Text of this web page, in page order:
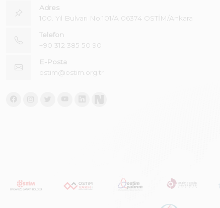
Adres
100. Yıl Bulvarı No:101/A 06374 OSTİM/Ankara
Telefon
+90 312 385 50 90
E-Posta
ostim@ostim.org.tr